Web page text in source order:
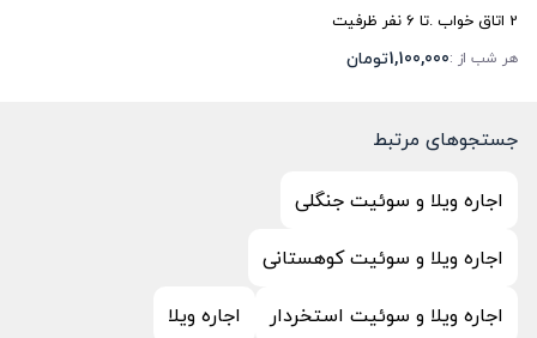
2 اتاق خواب .تا 6نفر ظرفیت
هر شب از :1,100,000تومان
جستجوهای مرتبط
اجاره ویلا و سوئیت جنگلی
اجاره ویلا و سوئیت کوهستانی
اجاره ویلا و سوئیت استخردار
اجاره ویلا